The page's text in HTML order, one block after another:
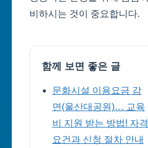
비하시는 것이 중요합니다.
함께 보면 좋은 글
문화시설 이용요금 감
면(울산대공원)… 교육
비 지원 받는 방법! 자격
요건과 신청 절차 안내